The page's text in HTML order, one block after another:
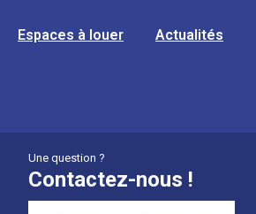
Espaces à louer Actualités
Une question ?
Contactez-nous !